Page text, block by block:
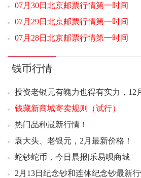
00：07 平遥古城小全张好品3.80元成交95版
00：07 平遥古城小全张好品3.90元成交444
00：07 平遥古城小全张好品3.80元成交239
00：48 平遥古城小全张好品3.80元成交59枚
01：08 邓小平诞辰一百二十周年小版好品
03：12 2026马年邮票金（2克）好品
04：55 封神演义二套票好品5.40元成交92套
05：09 十三运小全张好品1.13元成交600张
05：20 西游记一小型张好品3.30元成交300
07月30日北京邮票行情第一时间
07月29日北京邮票行情第一时间
07月28日北京邮票行情第一时间
钱币行情
钱藏新商城寄卖规则（试行）
热门品种最新行情！
袁大头、老银元，2月最新价格！
蛇钞蛇币，今日晨报|乐易呗商城
2月13日纪念钞和连体纪念钞最新